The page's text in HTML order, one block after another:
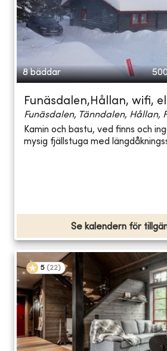
8 bäddar
Funäsdalen,Hållan, wifi,
Funäsdalen, Tänndalen, Hållan,
Kamin och bastu, ved finns och
mysig fjällstuga med
Se kalendern för
5 (22)